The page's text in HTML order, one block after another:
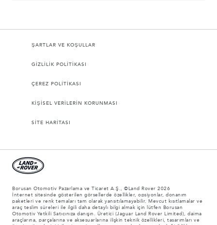
ŞARTLAR VE KOŞULLAR
GİZLİLİK POLİTİKASI
ÇEREZ POLİTİKASI
KİŞİSEL VERİLERİN KORUNMASI
SİTE HARİTASI
Borusan Otomotiv Pazarlama ve Ticaret A.Ş., ©Land Rover 2026
İnternet sitesinde gösterilen görsellerde özellikler, opsiyonlar, donanım
paketleri ve renk temaları tam olarak yansıtılamayabilir. Mevcut kısıtlamalar ve
araç teslim süreleri ile ilgili daha detaylı bilgi almak için lütfen Borusan
Otomotiv Yetkili Satıcınıza danışın. Üretici (Jaguar Land Rover Limited), daima
araçlarına, parçalarına ve aksesuarlarına ilişkin teknik özellikleri, tasarımları ve